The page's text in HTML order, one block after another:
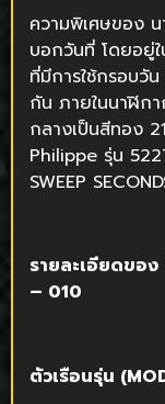
ความพิเศษของ
บอกวันที่ โดยอยู่
ที่มีการใช้กรอบวั
กัน ภายในนาฬิกา
กลางเป็นสีทอง
Philippe รุ่น
SWEEP
รายละเอียดของ
– 010
ตัวเรือนรุ่น (